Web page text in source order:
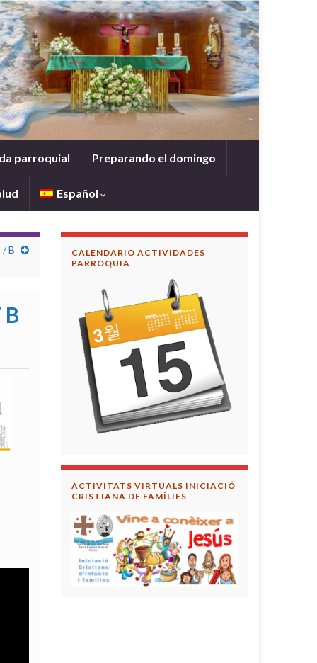
parroquial Preparando el domingo
Español
/ B
CALENDARIO ACTIVIDADES
PARROQUIA
ACTIVITATS VIRTUALS INICIACIÓ
CRISTIANA DE FAMÍLIES